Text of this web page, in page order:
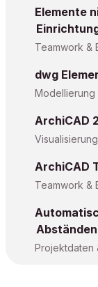
Elemente
Teamwork &
dwg
Modellierung
ArchiCAD
Visualisierung
ArchiCAD
Teamwork &
Abständen
Projektdaten